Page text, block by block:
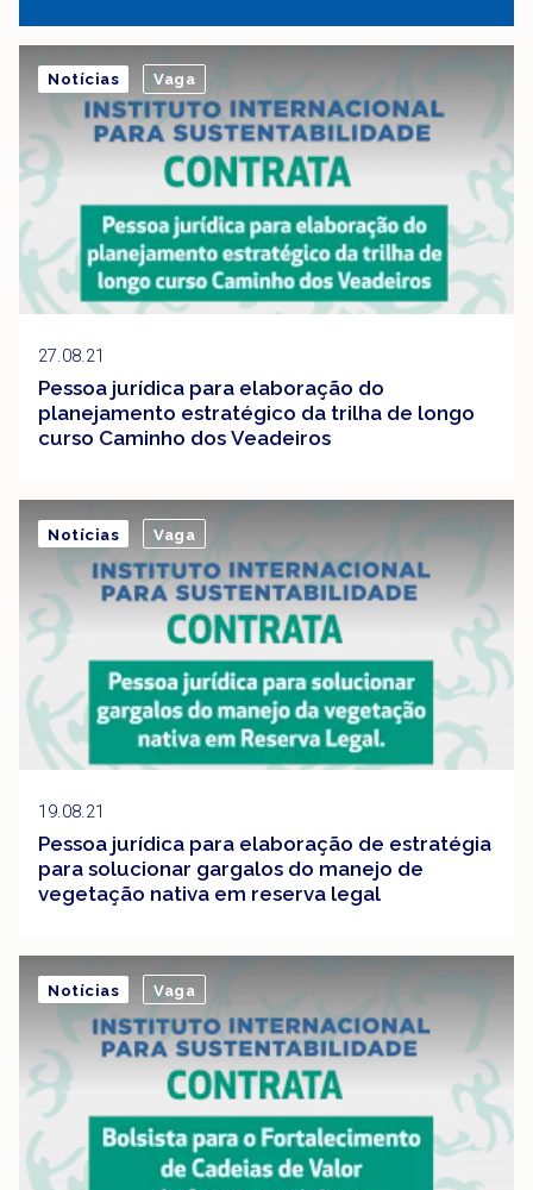
27.08.21
Pessoa jurídica para elaboração do
planejamento estratégico da trilha de longo
curso Caminho dos Veadeiros
Notícias Vaga
19.08.21
Pessoa jurídica para elaboração de estratégia
para solucionar gargalos do manejo de
vegetação nativa em reserva legal
Notícias Vaga
Notícias Vaga